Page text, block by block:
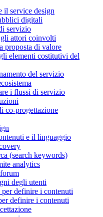
il service design
digitali
servizio
attori coinvolti
proposta di valore
elementi costitutivi del
del servizio
i flussi di servizio
co-progettazione
e il linguaggio
(search keywords)
analytics
degli utenti
definire i contenuti
definire i contenuti